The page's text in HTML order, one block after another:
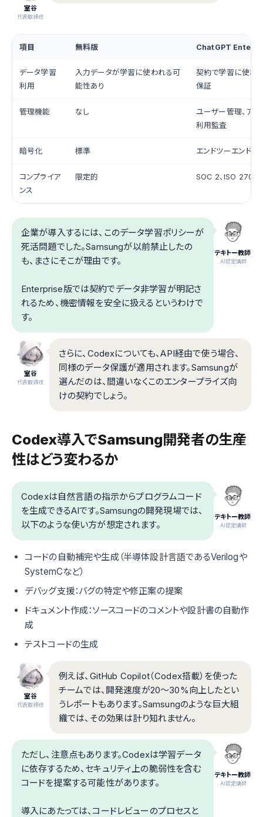
室谷
代表取締役
項目 無料版 ChatGPT
データ学習
利用
入力データが学習に使われる可
能性あり
契約で学習に使わ
保証
管理機能 なし
ユーザー管理、アク
利用監査
暗号化 標準 エンドツーエンド暗
コンプライア
ンス
限定的 SOC 2、ISO 27001
テキトー教師
.AI認定講師
企業が導入するには、このデータ学習ポリシーが
死活問題でした。Samsungが以前禁止したの
も、まさにそこが理由です。
Enterprise版では契約でデータ非学習が明記さ
れるため、機密情報を安全に扱えるというわけで
す。
室谷
代表取締役
さらに、Codexについても、API経由で使う場合、
同様のデータ保護が適用されます。Samsungが
選んだのは、間違いなくこのエンタープライズ向
けの契約でしょう。
Codex導入でSamsung開発者の生産
性はどう変わるか
テキトー教師
.AI認定講師
Codexは自然言語の指示からプログラムコード
を生成できるAIです。Samsungの開発現場では、
以下のような使い方が想定されます。
コードの自動補完や生成（半導体設計言語であるVerilogや
SystemCなど）
デバッグ支援：バグの特定や修正案の提案
ドキュメント作成：ソースコードのコメントや設計書の自動作
成
テストコードの生成
室谷
代表取締役
例えば、GitHub Copilot（Codex搭載）を使った
チームでは、開発速度が20〜30%向上したとい
うレポートもあります。Samsungのような巨大組
織では、その効果は計り知れません。
テキトー教師
.AI認定講師
ただし、注意点もあります。Codexは学習データ
に依存するため、セキュリティ上の脆弱性を含む
コードを提案する可能性があります。
導入にあたっては、コードレビューのプロセスと